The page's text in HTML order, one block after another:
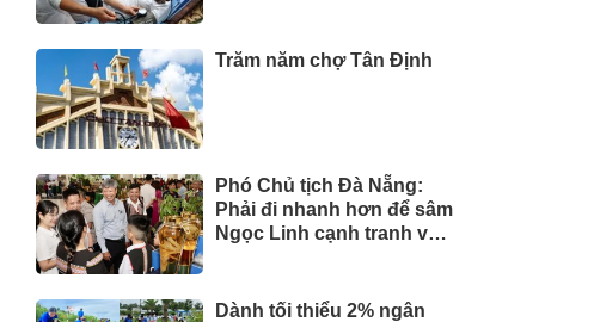
Trăm năm chợ Tân Định
Phó Chủ tịch Đà Nẵng:
Phải đi nhanh hơn để sâm
Ngọc Linh cạnh tranh với
Dành tối thiểu 2% ngân